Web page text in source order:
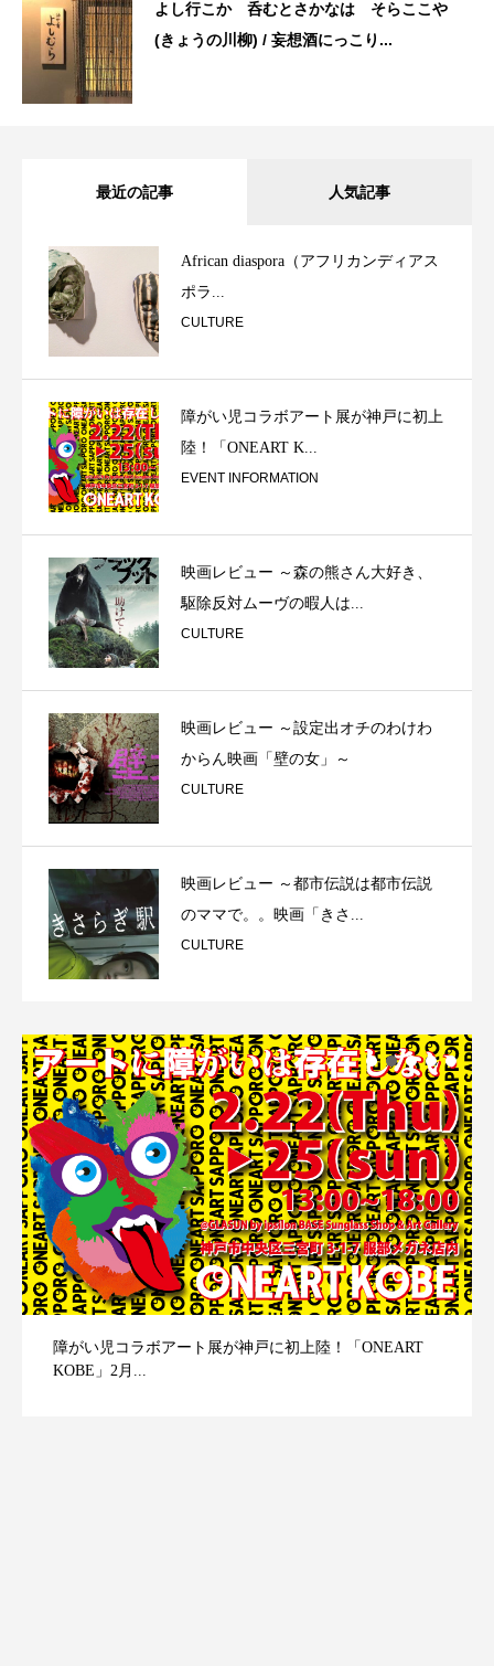
よし行こか 呑むとさかなは そらここや
(きょうの川柳) / 妄想酒にっこり...
最近の記事 人気記事
African diaspora（アフリカンディアス
ポラ...
CULTURE
障がい児コラボアート展が神戸に初上
陸！「ONEART K...
EVENT INFORMATION
映画レビュー ～森の熊さん大好き、
駆除反対ムーヴの暇人は...
CULTURE
映画レビュー ～設定出オチのわけわ
からん映画「壁の女」～
CULTURE
映画レビュー ～都市伝説は都市伝説
のママで。。映画「きさ...
CULTURE
障がい児コラボアート展が神戸に初上陸！「ONEART
KOBE」2月...